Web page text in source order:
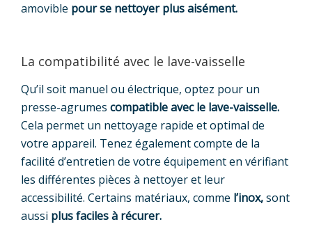
amovible pour se nettoyer plus aisément.
La compatibilité avec le lave-vaisselle
Qu’il soit manuel ou électrique, optez pour un
presse-agrumes compatible avec le lave-vaisselle.
Cela permet un nettoyage rapide et optimal de
votre appareil. Tenez également compte de la
facilité d’entretien de votre équipement en vérifiant
les différentes pièces à nettoyer et leur
accessibilité. Certains matériaux, comme l’inox,sont
aussi plus faciles à récurer.